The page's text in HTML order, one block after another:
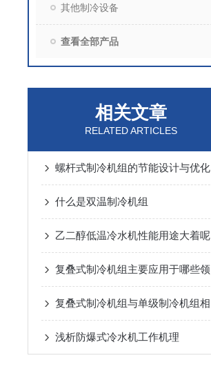
其他制冷设备
查看全部产品
相关文章
RELATED ARTICLES
什么是双温制冷机组
乙二醇低温冷水机性能用途大着呢
浅析​防爆式冷水机工作机理